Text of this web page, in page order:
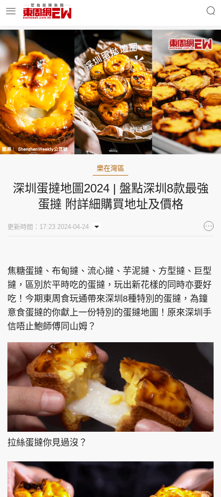
明星名人 時事財經
東周Ladies 優享生活
東周食玩通 會員活動
玄學靈異 東周專欄
東周刊 cazbuyer 東Touch
頭條日報 星島環球 The Standard
親子王
頭條搵工
樂在灣區
深圳蛋撻地圖2024 | 盤點深圳8款最強
蛋撻 附詳細購買地址及價格
更新時間：17:23 2024-04-24
焦糖蛋撻、布甸撻、流心撻、芋泥撻、方型撻、巨型
撻，區別於平時吃的蛋撻，玩出新花樣的同時亦要好
吃！今期東周食玩通帶來深圳8種特別的蛋撻，為鐘
意食蛋撻的你獻上一份特別的蛋撻地圖！原來深圳手
信唔止鮑師傅同山姆？
拉絲蛋撻你見過沒？